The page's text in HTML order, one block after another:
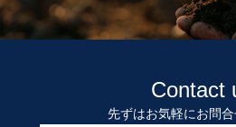
Contact
先ずはお気軽にお問